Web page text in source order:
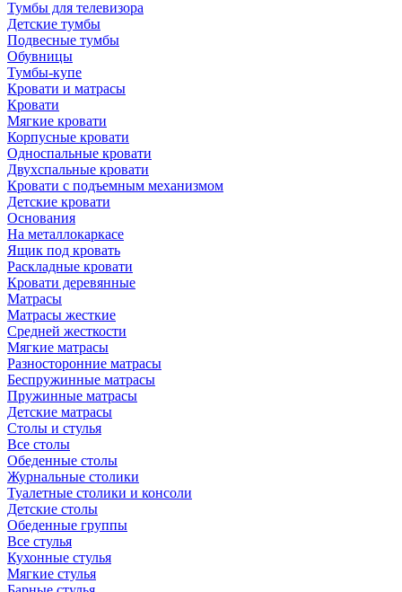
Тумбы для телевизора
Детские тумбы
Подвесные тумбы
Обувницы
Тумбы-купе
Кровати и матрасы
Кровати
Мягкие кровати
Корпусные кровати
Односпальные кровати
Двухспальные кровати
Кровати с подъемным механизмом
Детские кровати
Основания
На металлокаркасе
Ящик под кровать
Раскладные кровати
Кровати деревянные
Матрасы
Матрасы жесткие
Средней жесткости
Мягкие матрасы
Разносторонние матрасы
Беспружинные матрасы
Пружинные матрасы
Детские матрасы
Столы и стулья
Все столы
Обеденные столы
Журнальные столики
Туалетные столики и консоли
Детские столы
Обеденные группы
Все стулья
Кухонные стулья
Мягкие стулья